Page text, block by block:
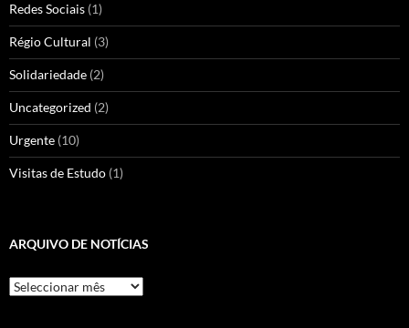
Redes Sociais (1)
Régio Cultural (3)
Solidariedade (2)
Uncategorized (2)
Urgente (10)
Visitas de Estudo (1)
ARQUIVO DE NOTÍCIAS
Arquivo
de